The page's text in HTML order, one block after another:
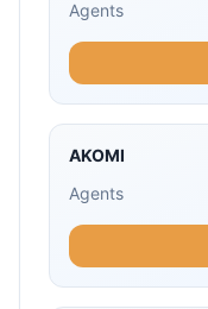
Agents
AKOMI
Agents